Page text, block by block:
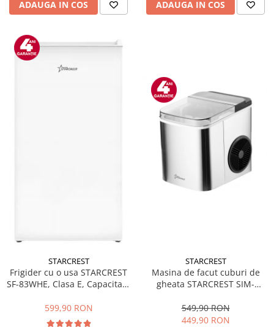
ADAUGA IN COS ADAUGA IN COS
STARCREST
Frigider cu o usa STARCREST
SF-83WHE, Clasa E, Capacitate
Compartiment gheata, H 85
cm, Alb
599,90 RON
STARCREST
Masina de facut cuburi de
gheata STARCREST SIM-
Doua dimensiuni pentru
cuburi, Rezervor apa 1.3 l,
549,90 RON
449,90 RON